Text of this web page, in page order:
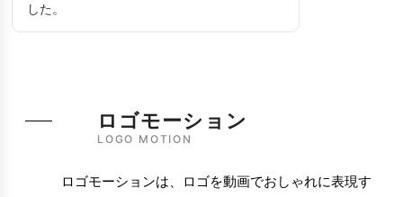
した。
ロゴモーション
LOGO MOTION
ロゴモーションは、ロゴを動画でおしゃれに表現す